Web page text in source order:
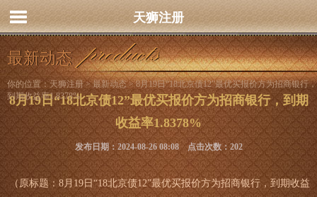
天狮注册
最新动态
你的位置：天狮注册>最新动态> 8月19日“18北京债12”最优买报价方为招商银行，
到期收益率1.8378%
8月19日“18北京债12”最优买报价方为招商银行，到期
收益率1.8378%
发布日期：2024-08-26 08:08 点击次数：202
（原标题：8月19日“18北京债12”最优买报价方为招商银行，到期收益